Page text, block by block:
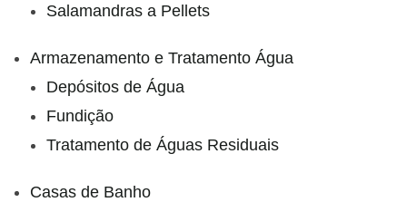
Salamandras a Pellets
Armazenamento e Tratamento Água
Depósitos de Água
Fundição
Tratamento de Águas Residuais
Casas de Banho